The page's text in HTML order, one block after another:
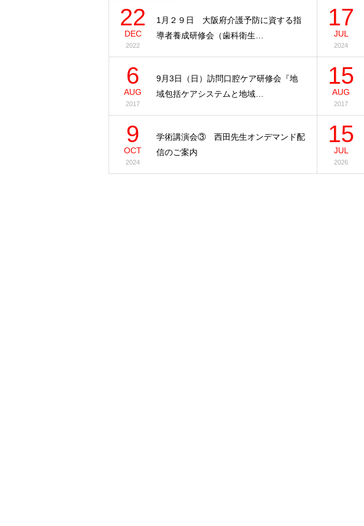
22
DEC
2022
1月２９日 大阪府介護予防に資する指
導者養成研修会（歯科衛生…
17
JUL
2024
6
AUG
2017
9月3日（日）訪問口腔ケア研修会『地
域包括ケアシステムと地域…
15
AUG
2017
9
OCT
2024
学術講演会③ 西田先生オンデマンド配
信のご案内
15
JUL
2026